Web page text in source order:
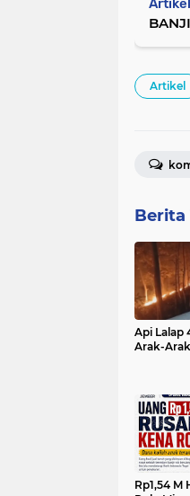
Artikel
Berita
Api Lalap
Arak-Arak
Rp1,54 M